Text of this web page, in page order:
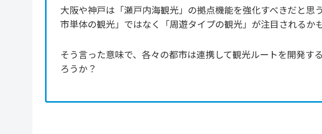
大阪や神戸は「瀬戸内海観光」の拠点機能を強化すべきだと思
市単体の観光」ではなく「周遊タイプの観光」が注目されるか
そう言った意味で、各々の都市は連携して観光ルートを開発す
ろうか？